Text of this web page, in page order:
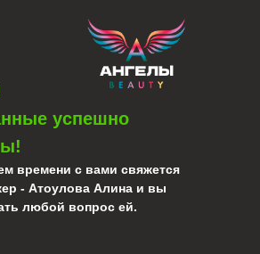
успешно
времени с вами свяжется
- Атоулова Алина и вы
любой вопрос ей.